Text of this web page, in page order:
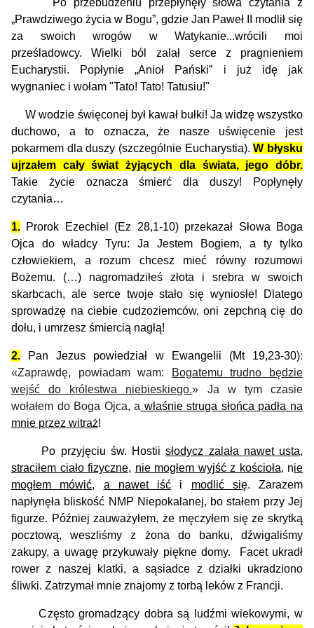
Po przebudzeniu przepłynęły słowa czytania z
„Prawdziwego życia w Bogu”, gdzie Jan Paweł II modlił się
za swoich wrogów w Watykanie...wrócili moi
prześladowcy. Wielki ból zalał serce z pragnieniem
Eucharystii. Popłynie „Anioł Pański” i już idę jak
wygnaniec i wołam "Tato! Tato! Tatusiu!"
W wodzie święconej był kawał bułki! Ja widzę wszystko
duchowo, a to oznacza, że nasze uświęcenie jest
pokarmem dla duszy (szczególnie Eucharystia).W błysku
ujrzałem cały świat żyjących dla świata, jego dóbr.
Takie życie oznacza śmierć dla duszy!
Popłynęły
czytania…
1. Prorok Ezechiel (Ez 28,1-10) przekazał Słowa Boga
Ojca do władcy Tyru: Ja Jestem Bogiem, a ty tylko
człowiekiem, a rozum chcesz mieć równy rozumowi
Bożemu. (…) nagromadziłeś złota i srebra w swoich
skarbcach, ale serce twoje stało się wyniosłe!
D latego
sprowadzę na ciebie cudzoziemców, oni zepchną cię do
dołu, i umrzesz śmiercią nagłą!
2. Pan Jezus powiedział w Ewangelii (Mt 19,23-30):
«Zaprawdę, powiadam wam:
Bogatemu trudno będzie
wejść do królestwa niebieskiego.»
Ja w tym czasie
wołałem do Boga Ojca, a właśniestruga słońca padła na
mnie przez witraż!
Po przyjęciu św. Hostiisłodycz zalała nawet usta,
straciłem ciało fizyczne, nie mogłem wyjść z kościoła, nie
mogłem mówić, a nawet iść i modlić się. Zarazem
napłynęła bliskość NMP Niepokalanej, bo stałem przy Jej
figurze. Później zauważyłem, że męczyłem się ze skrytką
pocztową,weszliśmy z żona do banku,dźwigaliśmy
zakupy,a uwagę przykuwały piękne domy. Facet ukradł
rower z naszej klatki, a sąsiadce z działki ukradziono
śliwki. Zatrzymał mnie znajomy z torbą leków z Francji.
Często gromadzący dobra są l udźmiwiekowymi, w